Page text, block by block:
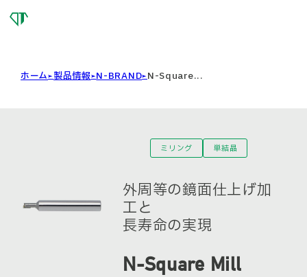
ホーム 製品情報 N-BRAND N-Square...
ミリング 単結晶
外周等の鏡面仕上げ加
工と
長寿命の実現
N-Square Mill